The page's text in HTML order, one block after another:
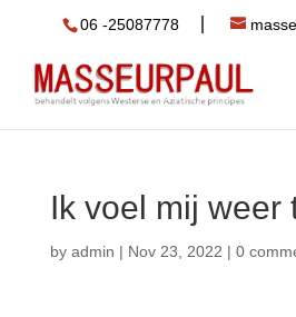
06 -25087778
Ik voel mij weer
by admin | Nov 23, 2022 | 0